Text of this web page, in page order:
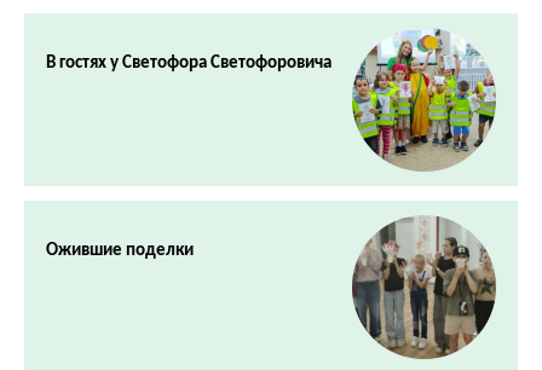
В гостях у Светофора Светофоровича
Ожившие поделки